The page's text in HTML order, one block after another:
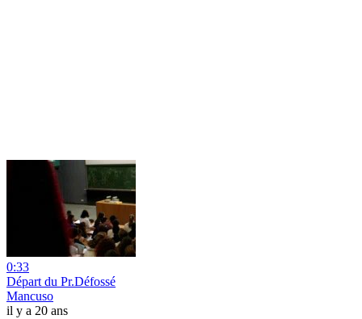
0:33
Départ du Pr.Défossé
Mancuso
il y a 20 ans